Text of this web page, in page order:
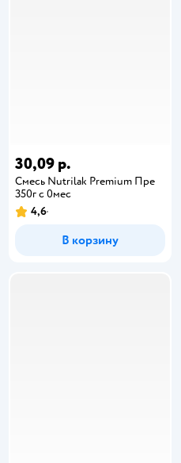
30,09 р.
Смесь Nutrilak Premium Пре
350г с 0мес
4,6
В корзину